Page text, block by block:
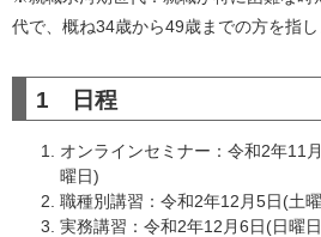
代で、概ね34歳から49歳までの方を指し
1 日程
オンラインセミナー：令和2年11
曜日)
職種別講習：令和2年12月5日(土
実務講習：令和2年12月6日(日曜